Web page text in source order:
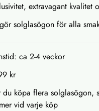
extravagant
solglasögon för alla
ca 2-4 veckor
kr
du köpa flera
vid varje köp